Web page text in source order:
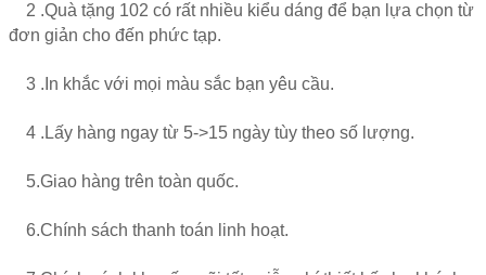
2 .Quà tặng 102 có rất nhiều kiểu dáng để bạn lựa chọn từ
đơn giản cho đến phức tạp.
3 .In khắc với mọi màu sắc bạn yêu cầu.
4 .Lấy hàng ngay từ 5->15 ngày tùy theo số lượng.
5.Giao hàng trên toàn quốc.
6.Chính sách thanh toán linh hoạt.